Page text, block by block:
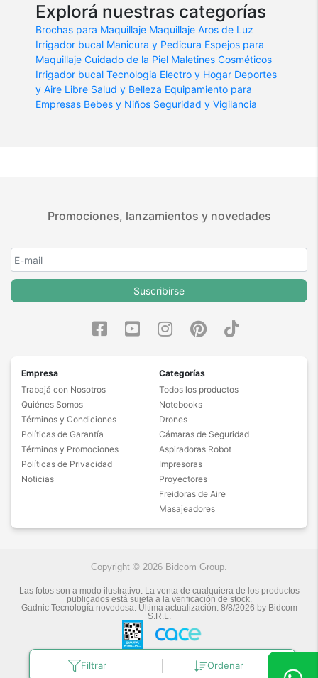
Filtrar Ordenar
Explorá nuestras categorías
Brochas para Maquillaje Maquillaje Aros de Luz
Irrigador bucal Manicura y Pedicura Espejos para
Maquillaje Cuidado de la Piel Maletines Cosméticos
Irrigador bucal Tecnologia Electro y Hogar Deportes
y Aire Libre Salud y Belleza Equipamiento para
Empresas Bebes y Niños Seguridad y Vigilancia
Promociones, lanzamientos y novedades
Suscribirse
Empresa
Trabajá con Nosotros
Quiénes Somos
Términos y Condiciones
Políticas de Garantía
Términos y Promociones
Políticas de Privacidad
Noticias
Categorías
Todos los productos
Notebooks
Drones
Cámaras de Seguridad
Aspiradoras Robot
Impresoras
Proyectores
Freidoras de Aire
Masajeadores
Copyright © 2026 Bidcom Group.
Las fotos son a modo ilustrativo. La venta de cualquiera de los productos
publicados está sujeta a la verificación de stock.
Gadnic Tecnología novedosa.Última actualización: 8/8/2026 by Bidcom
S.R.L.
Botón de arrepentimiento